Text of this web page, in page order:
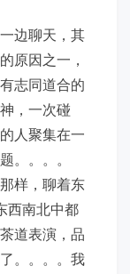
边聊天，其
原因之一，
志同道合的
，一次碰
人聚集在一
。。。。
样，聊着东
西南北中都
道表演，品
。。。。我